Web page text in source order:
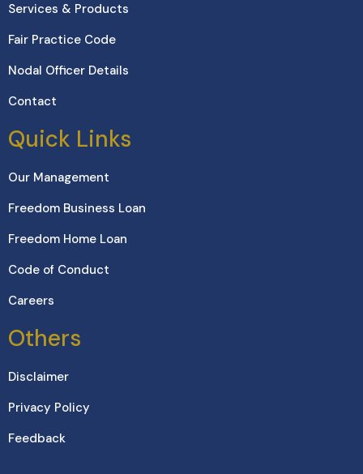
Services & Products
Fair Practice Code
Nodal Officer Details
Contact
Quick Links
Our Management
Freedom Business Loan
Freedom Home Loan
Code of Conduct
Careers
Others
Disclaimer
Privacy Policy
Feedback